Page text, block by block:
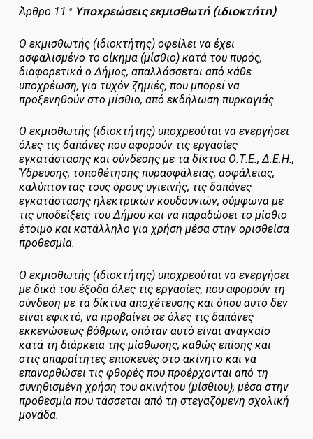
Άρθρο 11 ο Υποχρεώσεις εκμισθωτή (ιδιοκτήτη)
Ο εκμισθωτής (ιδιοκτήτης) οφείλει να έχει
ασφαλισμένο το οίκημα (μίσθιο) κατά του πυρός,
διαφορετικά ο Δήμος, απαλλάσσεται από κάθε
υποχρέωση, για τυχόν ζημιές, που μπορεί να
προξενηθούν στο μίσθιο, από εκδήλωση πυρκαγιάς.
Ο εκμισθωτής (ιδιοκτήτης) υποχρεούται να ενεργήσει
όλες τις δαπάνες που αφορούν τις εργασίες
εγκατάστασης και σύνδεσης με τα δίκτυα Ο.Τ.Ε., Δ.Ε.Η.,
Ύδρευσης, τοποθέτησης πυρασφάλειας, ασφάλειας,
καλύπτοντας τους όρους υγιεινής, τις δαπάνες
εγκατάστασης ηλεκτρικών κουδουνιών, σύμφωνα με
τις υποδείξεις του Δήμου και να παραδώσει το μίσθιο
έτοιμο και κατάλληλο για χρήση μέσα στην ορισθείσα
προθεσμία.
Ο εκμισθωτής (ιδιοκτήτης) υποχρεούται να ενεργήσει
με δικά του έξοδα όλες τις εργασίες, που αφορούν τη
σύνδεση με τα δίκτυα αποχέτευσης και όπου αυτό δεν
είναι εφικτό, να προβαίνει σε όλες τις δαπάνες
εκκενώσεως βόθρων, οπόταν αυτό είναι αναγκαίο
κατά τη διάρκεια της μίσθωσης, καθώς επίσης και
στις απαραίτητες επισκευές στο ακίνητο και να
επανορθώσει τις φθορές που προέρχονται από τη
συνηθισμένη χρήση του ακινήτου (μίσθιου), μέσα στην
προθεσμία που τάσσεται από τη στεγαζόμενη σχολική
μονάδα.